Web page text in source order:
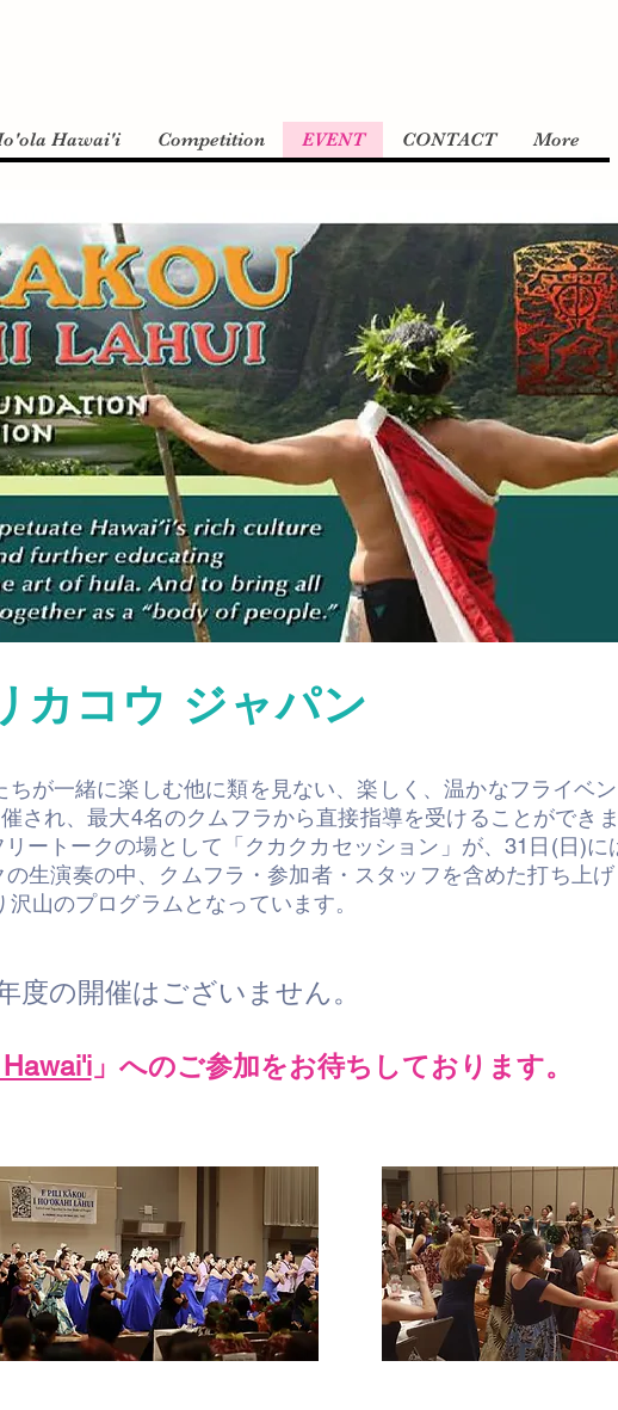
Hawai'i Competition EVENT CONTACT More
カコウ ジャパン
が一緒に楽しむ他に類を見ない、楽しく、温かなフライベン
され、最大4名のクムフラから直接指導を受けることができま
ートークの場として「クカクカセッション」が、31日(日)に
生演奏の中、クムフラ・参加者・スタッフを含めた打ち上
山のプログラムとなっています。
度の開催はございません。
Hawai'i」へのご参加をお待ちしております。